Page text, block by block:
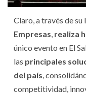
Claro, a través de su
Empresas, realiza
único evento en El
las principales
del país,
competitividad,